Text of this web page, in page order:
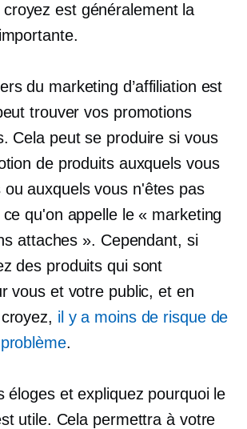
est généralement la
du marketing d’affiliation est
trouver vos promotions
Cela peut se produire si vous
de produits auxquels vous
ou auxquels vous n'êtes pas
qu'on appelle le « marketing
attaches ». Cependant, si
des produits qui sont
vous et votre public, et en
il y a moins de risque de
.
éloges et expliquez pourquoi le
utile. Cela permettra à votre